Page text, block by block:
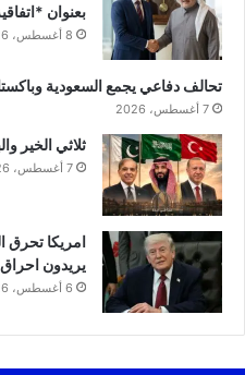
بعنوان
8 أغسطس، 2026
تحالف دفاعي يجمع السعودية
7 أغسطس، 2026
ثلاثي الخير
7 أغسطس، 2026
امريكا
يريدون
6 أغسطس، 2026